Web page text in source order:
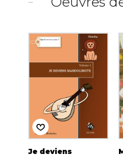
Je deviens